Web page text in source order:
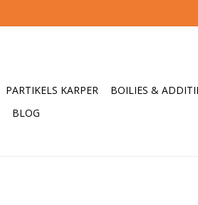
PARTIKELS KARPER BOILIES &
BLOG